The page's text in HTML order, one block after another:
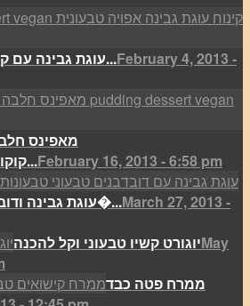
עוגת גבינה עם קרם תותים לוולנט...February 4, 2013 -
מאפינס
קוקוס-פיסטוק-וסילאן...February 16, 2013 - 6:58 pm
(עוגת גבינה ודובדבנים (טפינה ט�...March 27, 2013 -
יוגורט קשיו טבעוני וקל להכנהMay
ממרח פטה כבד